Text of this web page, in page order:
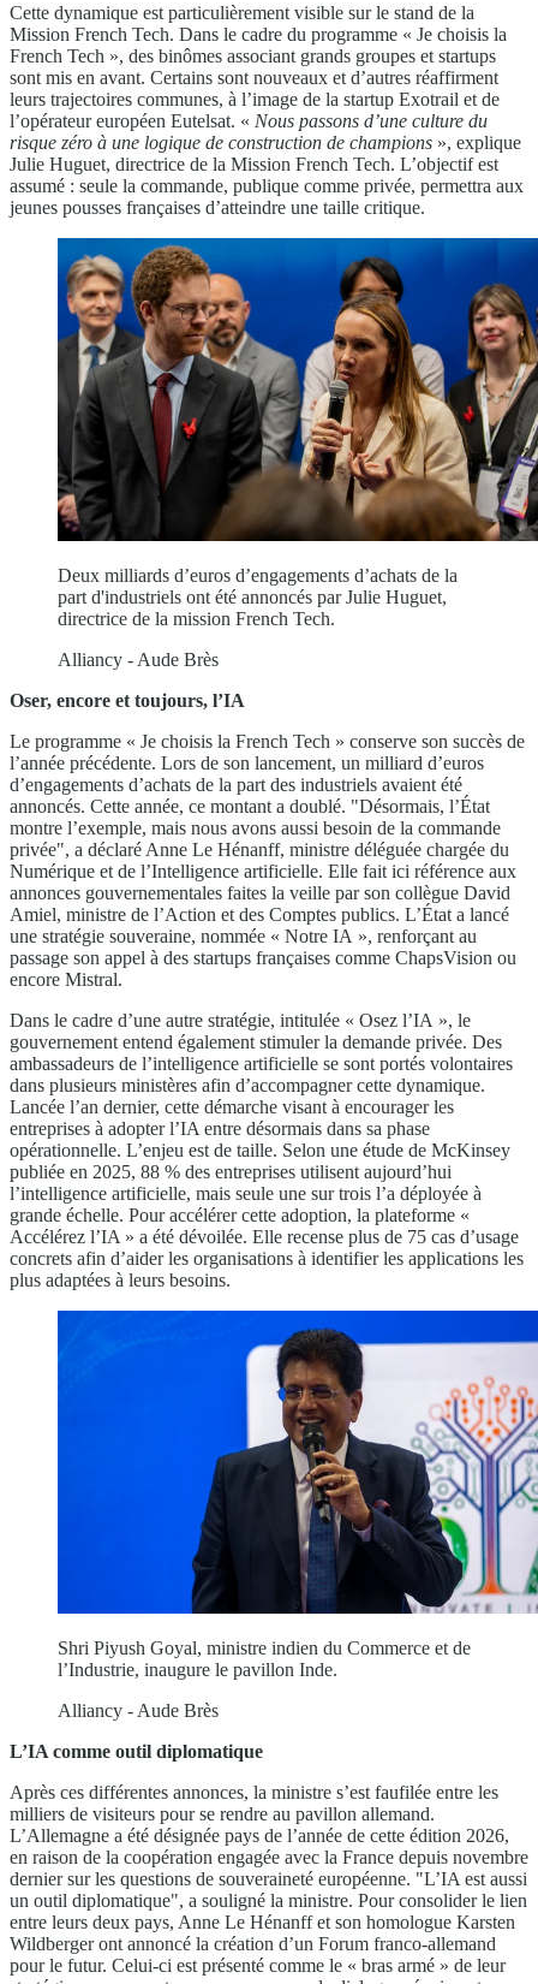
Cette dynamique est particulièrement visible sur le stand de la
Mission French Tech. Dans le cadre du programme « Je choisis la
French Tech », des binômes associant grands groupes et startups
sont mis en avant. Certains sont nouveaux et d’autres réaffirment
leurs trajectoires communes, à l’image de la startup Exotrail et de
l’opérateur européen Eutelsat. « Nous passons d’une culture du
risque zéro à une logique de construction de champions », explique
Julie Huguet, directrice de la Mission French Tech. L’objectif est
assumé : seule la commande, publique comme privée, permettra aux
jeunes pousses françaises d’atteindre une taille critique.
Deux milliards d’euros d’engagements d’achats de la
part d'industriels ont été annoncés par Julie Huguet,
directrice de la mission French Tech.
Alliancy - Aude Brès
Oser, encore et toujours, l’IA
Le programme « Je choisis la French Tech » conserve son succès de
l’année précédente. Lors de son lancement, un milliard d’euros
d’engagements d’achats de la part des industriels avaient été
annoncés. Cette année, ce montant a doublé. "Désormais, l’État
montre l’exemple, mais nous avons aussi besoin de la commande
privée", a déclaré Anne Le Hénanff, ministre déléguée chargée du
Numérique et de l’Intelligence artificielle. Elle fait ici référence aux
annonces gouvernementales faites la veille par son collègue David
Amiel, ministre de l’Action et des Comptes publics. L’État a lancé
une stratégie souveraine, nommée « Notre IA », renforçant au
passage son appel à des startups françaises comme ChapsVision ou
encore Mistral.
Dans le cadre d’une autre stratégie, intitulée « Osez l’IA », le
gouvernement entend également stimuler la demande privée. Des
ambassadeurs de l’intelligence artificielle se sont portés volontaires
dans plusieurs ministères afin d’accompagner cette dynamique.
Lancée l’an dernier, cette démarche visant à encourager les
entreprises à adopter l’IA entre désormais dans sa phase
opérationnelle. L’enjeu est de taille. Selon une étude de McKinsey
publiée en 2025, 88 % des entreprises utilisent aujourd’hui
l’intelligence artificielle, mais seule une sur trois l’a déployée à
grande échelle. Pour accélérer cette adoption, la plateforme «
Accélérez l’IA » a été dévoilée. Elle recense plus de 75 cas d’usage
concrets afin d’aider les organisations à identifier les applications les
plus adaptées à leurs besoins.
Shri Piyush Goyal, ministre indien du Commerce et de
l’Industrie, inaugure le pavillon Inde.
Alliancy - Aude Brès
L’IA comme outil diplomatique
Après ces différentes annonces, la ministre s’est faufilée entre les
milliers de visiteurs pour se rendre au pavillon allemand.
L’Allemagne a été désignée pays de l’année de cette édition 2026,
en raison de la coopération engagée avec la France depuis novembre
dernier sur les questions de souveraineté européenne. "L’IA est aussi
un outil diplomatique", a souligné la ministre. Pour consolider le lien
entre leurs deux pays, Anne Le Hénanff et son homologue Karsten
Wildberger ont annoncé la création d’un Forum franco-allemand
pour le futur. Celui-ci est présenté comme le « bras armé » de leur